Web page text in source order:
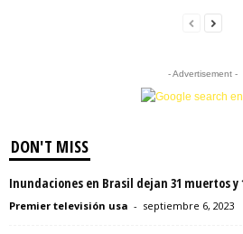
- Advertisement -
DON'T MISS
Inundaciones en Brasil dejan 31 muertos y
Premier televisión usa - septiembre 6, 2023